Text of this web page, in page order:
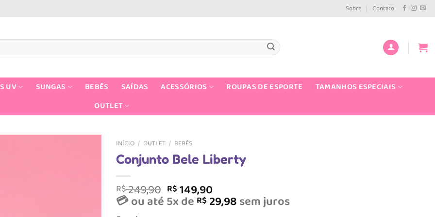
Sobre Contato
UV SUNGAS BEBÊS SAÍDAS ACESSÓRIOS ROUPAS DE ESPORTE
TAMANHOS ESPECIAIS
OUTLET
INÍCIO / OUTLET / BEBÊS
Conjunto Bele Liberty
R$249,90 O
preço
R$ 149,90O
preço
atual
💳 ou até 5x de R$ 29,98sem juros